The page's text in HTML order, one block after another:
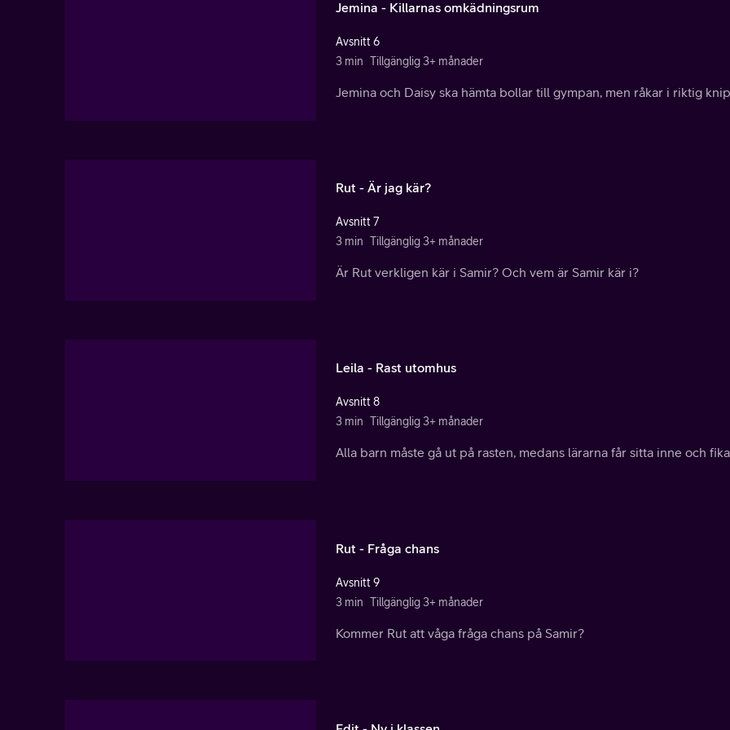
Jemina - Killarnas omkädningsrum
Avsnitt 6
3 min Tillgänglig 3+ månader
Jemina och Daisy ska hämta bollar till gympan, men råkar i riktig
Rut - Är jag kär?
Avsnitt 7
3 min Tillgänglig 3+ månader
Är Rut verkligen kär i Samir? Och vem är Samir kär i?
Leila - Rast utomhus
Avsnitt 8
3 min Tillgänglig 3+ månader
Alla barn måste gå ut på rasten, medans lärarna får sitta inne och
Rut - Fråga chans
Avsnitt 9
3 min Tillgänglig 3+ månader
Kommer Rut att våga fråga chans på Samir?